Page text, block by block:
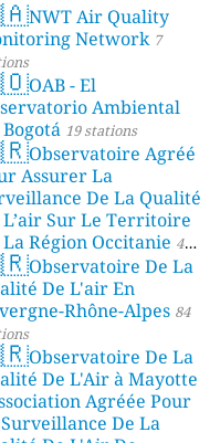
NWT Air Quality
Network 7
OAB - El
Ambiental
19 stations
Observatoire Agréé
Assurer La
De La Qualité
L’air Sur Le Territoire
Région Occitanie 44
Observatoire De La
De L'air En
Rhône-Alpes 84
Observatoire De La
De L'Air à Mayotte
Agréée Pour
De La